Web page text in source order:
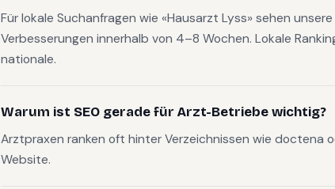
Für lokale Suchanfragen wie «Hausarzt Lyss» sehen
Verbesserungen innerhalb von 4–8 Wochen. Lokale
nationale.
Warum ist SEO gerade für Arzt-Betriebe wichtig?
Arztpraxen ranken oft hinter Verzeichnissen wie doctena
Website.